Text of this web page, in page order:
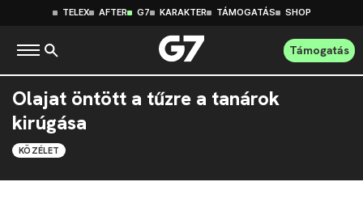
TELEX AFTER G7 KARAKTER TÁMOGATÁS SHOP
Támogatás
Olajat öntött a tűzre a tanárok
kirúgása
KÖZÉLET